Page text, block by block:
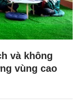
và không
vùng cao